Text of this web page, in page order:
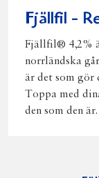
Fjällfil -
Fjällfil® 4,2%
norrländska
är det som gör
Toppa med
den som den är.